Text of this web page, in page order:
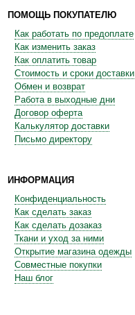
ПОМОЩЬ ПОКУПАТЕЛЮ
Как работать по предоплате
Как изменить заказ
Как оплатить товар
Стоимость и сроки доставки
Обмен и возврат
Работа в выходные дни
Договор оферта
Калькулятор доставки
Письмо директору
ИНФОРМАЦИЯ
Конфиденциальность
Как сделать заказ
Как сделать дозаказ
Ткани и уход за ними
Открытие магазина одежды
Совместные покупки
Наш блог